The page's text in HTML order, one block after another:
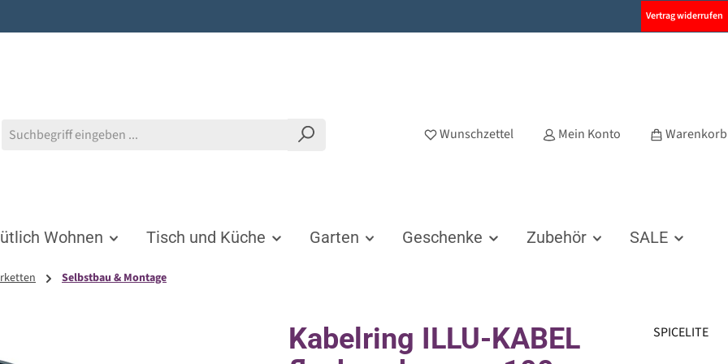
Vertrag widerrufen
Wunschzettel Mein Konto Warenkorb
Wohnen Tisch und Küche Garten Geschenke Zubehör SALE
Selbstbau & Montage
Kabelring ILLU-KABEL
SPICELITE